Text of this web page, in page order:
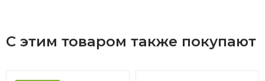
С этим товаром также покупают